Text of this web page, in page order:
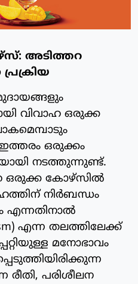
അടിത്തറ
വിവാഹ ഒരുക്ക
ഒരുക്കം
നടത്തുന്നുണ്ട്.
ഒരുക്ക കോഴ്സിൽ
നിർബന്ധം
എന്നതിനാൽ
എന്ന തലത്തിലേക്ക്
മനോഭാവം
പരിശീലന